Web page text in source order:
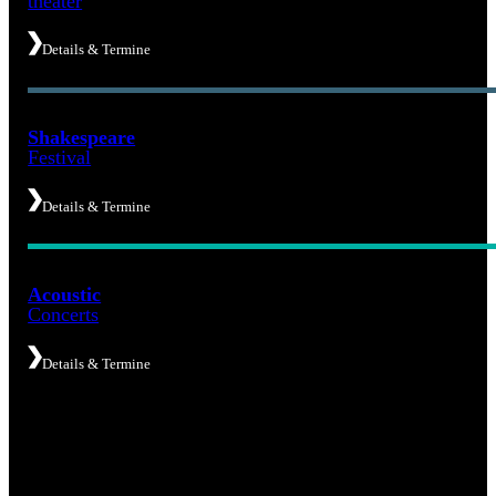
Details & Termine
Shakespeare
Festival
Details & Termine
Acoustic
Concerts
Details & Termine